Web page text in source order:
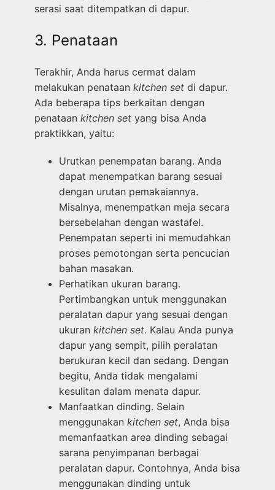
serasi saat ditempatkan di dapur.
3. Penataan
Terakhir, Anda harus cermat dalam
melakukan penataan kitchen set di dapur.
Ada beberapa tips berkaitan dengan
penataan kitchen set yang bisa Anda
praktikkan, yaitu:
Urutkan penempatan barang. Anda
dapat menempatkan barang sesuai
dengan urutan pemakaiannya.
Misalnya, menempatkan meja secara
bersebelahan dengan wastafel.
Penempatan seperti ini memudahkan
proses pemotongan serta pencucian
bahan masakan.
Perhatikan ukuran barang.
Pertimbangkan untuk menggunakan
peralatan dapur yang sesuai dengan
ukuran kitchen set. Kalau Anda punya
dapur yang sempit, pilih peralatan
berukuran kecil dan sedang. Dengan
begitu, Anda tidak mengalami
kesulitan dalam menata dapur.
Manfaatkan dinding. Selain
menggunakan kitchen set, Anda bisa
memanfaatkan area dinding sebagai
sarana penyimpanan berbagai
peralatan dapur. Contohnya, Anda bisa
menggunakan dinding untuk